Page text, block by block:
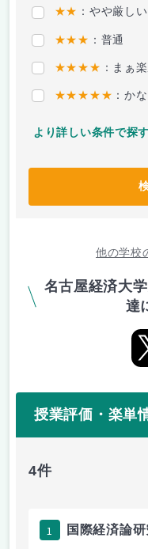
★★ ：やや厳しい
★★★ ：普通
★★★★ ：まぁ
★★★★★ ：か
より詳しい条件で探す
他の学校
名古屋経済大
達
授業評価・楽単
4件
1 国際経済論研